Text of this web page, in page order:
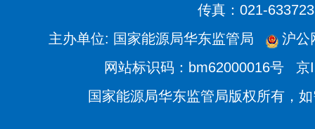
传真：021-
主办单位: 国家能源局华东监管局
沪公
网站标识码：bm62000016号
京
国家能源局华东监管局版权所有，